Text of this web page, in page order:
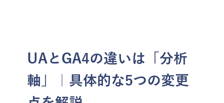
UAとGA4の違いは「分析
軸」｜具体的な5つの変更